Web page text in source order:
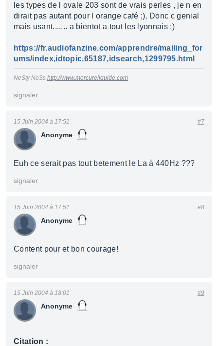
les types de l ovale 203 sont de vrais perles , je n en
dirait pas autant pour l orange café ;), Donc c genial
mais usant....... a bientot a tout les lyonnais ;)
https://fr.audiofanzine.com/apprendre/mailing_for
ums/index,idtopic,65187,idsearch,1299795.html
NeSty NeSs http://www.mercureliquide.com
signaler
Anonyme
15 Juin 2004 à 17:51 #7
Euh ce serait pas tout betement le La à 440Hz ???
signaler
Anonyme
15 Juin 2004 à 17:51 #8
Content pour et bon courage!
signaler
Anonyme
15 Juin 2004 à 18:01 #9
Citation :